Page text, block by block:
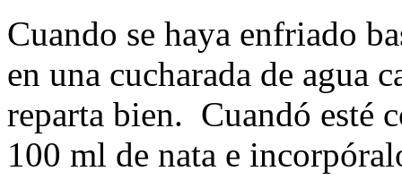
Cuando se haya enfriado
en una cucharada de agua
reparta bien. Cuandó esté
100 ml de nata e